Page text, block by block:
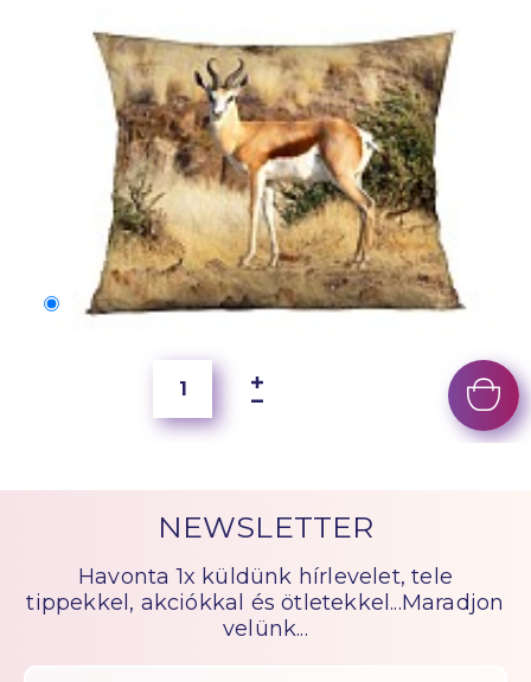
50x40 cm
NEWSLETTER
Havonta 1x küldünk hírlevelet, tele
tippekkel, akciókkal és ötletekkel...Maradjon
velünk...